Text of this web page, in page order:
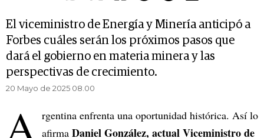
El viceministro de Energía y Minería anticipó a
Forbes cuáles serán los próximos pasos que
dará el gobierno en materia minera y las
perspectivas de crecimiento.
20 Mayo de 2025 08.00
A rgentina enfrenta una oportunidad histórica. Así lo
afirma Daniel González, actual Viceministro de